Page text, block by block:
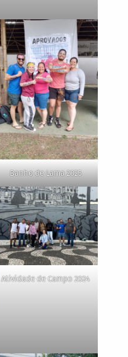
Banho de Lama 2025
Atividade de Campo 2024